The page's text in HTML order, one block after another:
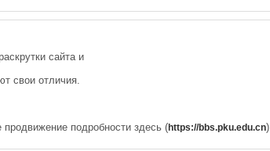
сайта и
свои отличия.
подробности здесь (https://bbs.pku.edu.cn)